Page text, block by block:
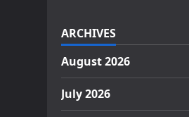
ARCHIVES
August 2026
July 2026